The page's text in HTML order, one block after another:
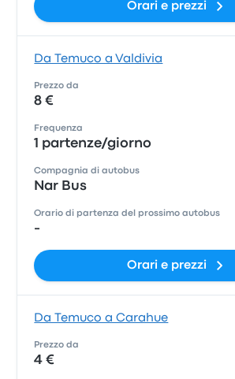
Orari e prezzi
Da Temuco a Valdivia
Prezzo da
8 €
Frequenza
1 partenze/giorno
Compagnia di autobus
Nar Bus
Orario di partenza del prossimo autobus
-
Orari e prezzi
Da Temuco a Carahue
Prezzo da
4 €